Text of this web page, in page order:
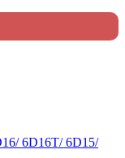
6D16T/ 6D15/